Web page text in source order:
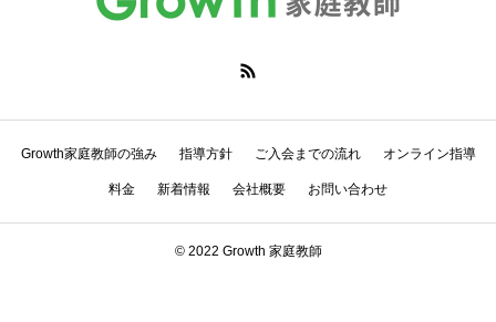
Growth家庭教師の強み 指導方針 ご入会までの流れ オンライン指導
料金 新着情報 会社概要 お問い合わせ
© 2022 Growth 家庭教師